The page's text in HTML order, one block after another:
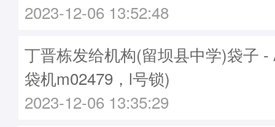
2023-12-06 13:52:48
丁晋栋发给机构(留坝县中学)袋子 -
袋机m02479，l号锁)
2023-12-06 13:35:29